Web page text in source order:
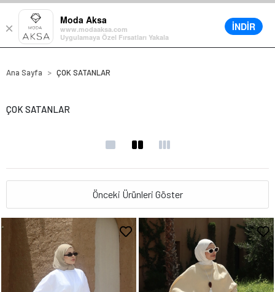
×
Moda Aksa
www.modaaksa.com
Uygulamaya Özel Fırsatları Yakala
İNDİR
0
Ana Sayfa ÇOK SATANLAR
ÇOK SATANLAR
Önceki Ürünleri Göster